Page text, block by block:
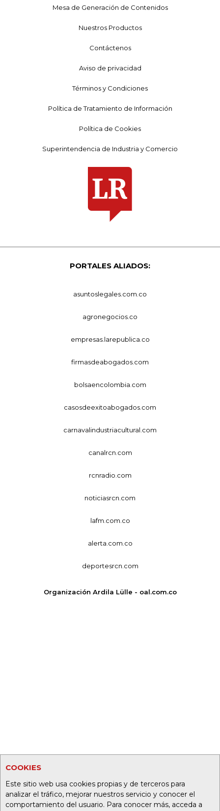
COOKIES
Este sitio web usa cookies propias y de terceros para
analizar el tráfico, mejorar nuestros servicio y conocer el
comportamiento del usuario. Para conocer más, acceda a
Mesa de Generación de Contenidos
Nuestros Productos
Contáctenos
Aviso de privacidad
Términos y Condiciones
Política de Tratamiento de Información
Política de Cookies
Superintendencia de Industria y Comercio
PORTALES ALIADOS:
asuntoslegales.com.co
agronegocios.co
empresas.larepublica.co
firmasdeabogados.com
bolsaencolombia.com
casosdeexitoabogados.com
carnavalindustriacultural.com
canalrcn.com
rcnradio.com
noticiasrcn.com
lafm.com.co
alerta.com.co
deportesrcn.com
Organización Ardila Lülle - oal.com.co